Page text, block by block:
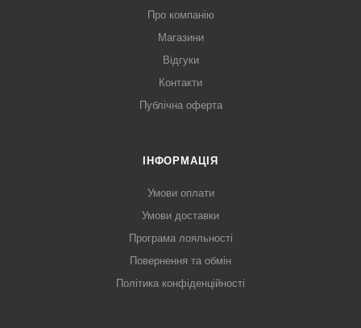
Про компанію
Магазини
Відгуки
Контакти
Публічна оферта
ІНФОРМАЦІЯ
Умови оплати
Умови доставки
Програма лояльності
Повернення та обмін
Політика конфіденційності